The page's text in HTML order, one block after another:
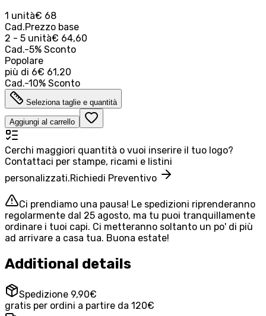
1 unità€ 68
Cad.Prezzo base
2 - 5 unità€ 64,60
Cad.-5% Sconto
Popolare
più di 6€ 61,20
Cad.-10% Sconto
Seleziona taglie e quantità
Aggiungi al carrello
Cerchi maggiori quantità o vuoi inserire il tuo logo?
Contattaci per stampe, ricami e listini
personalizzati.Richiedi Preventivo
Ci prendiamo una pausa! Le spedizioni riprenderanno
regolarmente dal 25 agosto, ma tu puoi tranquillamente
ordinare i tuoi capi. Ci metteranno soltanto un po' di più
ad arrivare a casa tua. Buona estate!
Additional details
Spedizione 9,90€
gratis per ordini a partire da 120€